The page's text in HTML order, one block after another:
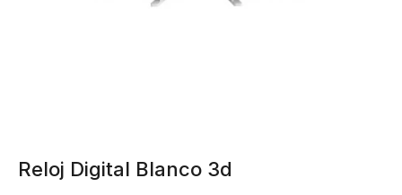
Reloj Digital Blanco 3d